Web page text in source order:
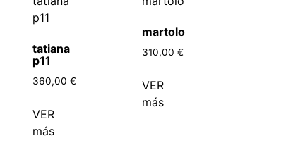
tatiana
p11
360,00 €
VER
más
martolo
310,00 €
VER
más